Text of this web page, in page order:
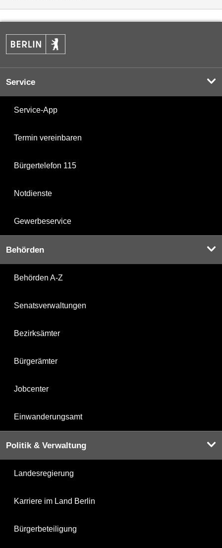
Service
Service-App
Termin vereinbaren
Bürgertelefon 115
Notdienste
Gewerbeservice
Behörden
Behörden A-Z
Senatsverwaltungen
Bezirksämter
Bürgerämter
Jobcenter
Einwanderungsamt
Politik & Verwaltung
Landesregierung
Karriere im Land Berlin
Bürgerbeteiligung